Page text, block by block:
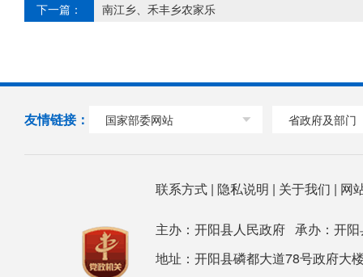
下一篇：
南江乡、禾丰乡农家乐
友情链接： 国家部委网站 省政府及部门
联系方式| 隐私说明 | 关于我们 | 网
主办：开阳县人民政府 承办：开
地址：开阳县磷都大道78号政府